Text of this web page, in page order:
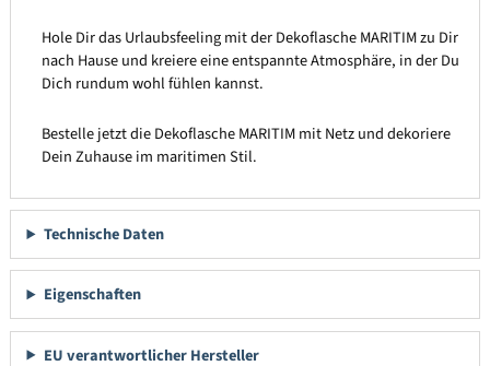
Hole Dir das Urlaubsfeeling mit der Dekoflasche MARITIM zu Dir
nach Hause und kreiere eine entspannte Atmosphäre, in der Du
Dich rundum wohl fühlen kannst.
Bestelle jetzt die Dekoflasche MARITIM mit Netz und dekoriere
Dein Zuhause im maritimen Stil.
Technische Daten
Eigenschaften
EU verantwortlicher Hersteller